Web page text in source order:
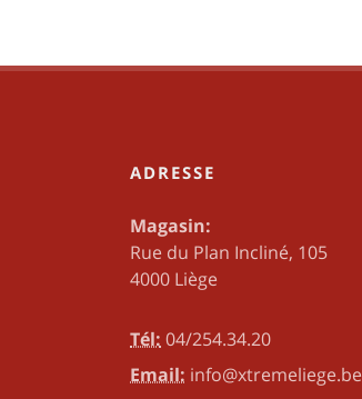
ADRESSE
Magasin:
Rue du Plan Incliné, 105
4000 Liège
Tél: 04/254.34.20
Email: info@xtremeliege.be